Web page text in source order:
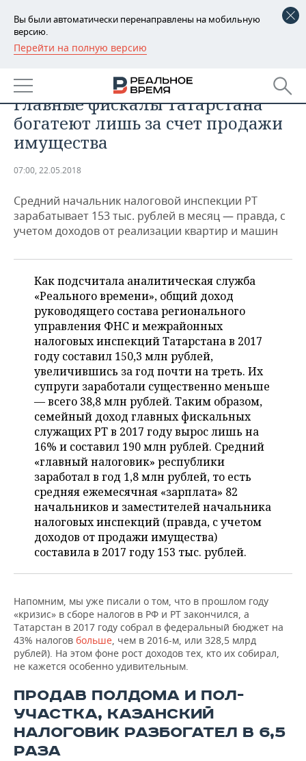
Вы были автоматически перенаправлены на мобильную
версию.
Перейти на полную версию
РЕГИОНЫ
БАШКОРТОСТАН
ТАТАРСТАН
УДМУРТИЯ
НОВОСТИ
АНАЛИТИКА
НОВОСТИ АНАЛИТИКИ
ДЕКЛАРАЦИИ О ДОХОДАХ
КОРОЛИ ГОСЗАКАЗА ПФО
ВУЗЫ ТАТАРСТАНА
ТОРГОВЫЕ ЦЕНТРЫ
ТАТАРСТАНА
ЭКОНОМИКА
НОВОСТИ ЭКОНОМИКИ
ФИНАНСЫ
БАНКИ
ИНВЕСТИЦИИ
ПРОМЫШЛЕННОСТЬ
НОВОСТИ
ПРОМЫШЛЕННОСТИ
МАШИНОСТРОЕНИЕ
НЕФТЕХИМИЯ
НЕФТЬ
ОПК
ЭНЕРГЕТИКА
НЕДВИЖИМОСТЬ
НОВОСТИ НЕДВИЖИМОСТИ
АВТО
НОВОСТИ БИЗНЕСА
РОЗНИЧНАЯ ТОРГОВЛЯ
ТРАНСПОРТ
УСЛУГИ
ТЕХНОЛОГИИ
НОВОСТИ ТЕХНОЛОГИЙ
МЕДИА
ТЕЛЕКОММУНИКАЦИИ
МЕРОПРИЯТИЯ
НОВОСТИ МЕРОПРИЯТИЙ
ВЫЕЗДНАЯ РЕДАКЦИЯ
БИЗНЕС-БРАНЧИ
ONLINE-КОНФЕРЕНЦИИ
ОТКРЫТАЯ ЛЕКЦИЯ
СПОРТ
НОВОСТИ СПОРТА
ФУТБОЛ
ХОККЕЙ
БАСКЕТБОЛ
ВОЛЕЙБОЛ
КИБЕРСПОРТ
ВОДНЫЕ ВИДЫ СПОРТА
ХОККЕЙ С МЯЧОМ
ОБЩЕСТВО
НОВОСТИ ОБЩЕСТВА
ВЛАСТЬ
ИНФРАСТРУКТУРА
ИСТОРИЯ
КУЛЬТУРА
ОБРАЗОВАНИЕ
ПРОИСШЕСТВИЯ
ФОТОГАЛЕРЕЯ
СЮЖЕТЫ
СПРАВОЧНИК
СПИСОК ПЕРСОН
СПИСОК КОМПАНИЙ
ПОЛНАЯ ВЕРСИЯ
«Налоговая, личный кабинет»:
главные фискалы Татарстана
богатеют лишь за счет продажи
имущества
07:00, 22.05.2018
Средний начальник налоговой инспекции РТ
зарабатывает 153 тыс. рублей в месяц — правда, с
учетом доходов от реализации квартир и машин
Как подсчитала аналитическая служба
«Реального времени», общий доход
руководящего состава регионального
управления ФНС и межрайонных
налоговых инспекций Татарстана в 2017
году составил 150,3 млн рублей,
увеличившись за год почти на треть. Их
супруги заработали существенно меньше
— всего 38,8 млн рублей. Таким образом,
семейный доход главных фискальных
служащих РТ в 2017 году вырос лишь на
16% и составил 190 млн рублей. Средний
«главный налоговик» республики
заработал в год 1,8 млн рублей, то есть
средняя ежемесячная «зарплата» 82
начальников и заместителей начальника
налоговых инспекций (правда, с учетом
доходов от продажи имущества)
составила в 2017 году 153 тыс. рублей.
Напомним, мы уже писали о том, что в прошлом году
«кризис» в сборе налогов в РФ и РТ закончился, а
Татарстан в 2017 году собрал в федеральный бюджет на
43% налогов больше, чем в 2016-м, или 328,5 млрд
рублей). На этом фоне рост доходов тех, кто их собирал,
не кажется особенно удивительным.
ПРОДАВ ПОЛДОМА И ПОЛ-
УЧАСТКА, КАЗАНСКИЙ
НАЛОГОВИК РАЗБОГАТЕЛ В 6,5
РАЗА